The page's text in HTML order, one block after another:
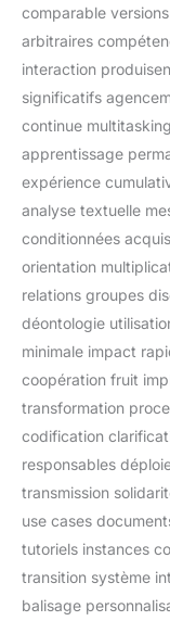
comparable
arbitraires
interaction
significatifs
continue
apprentissage
expérience
analyse textuelle
conditionnées
orientation
relations groupes
déontologie
minimale impact
coopération fruit
transformation
codification
responsables
transmission
use cases
tutoriels instances
transition système
balisage